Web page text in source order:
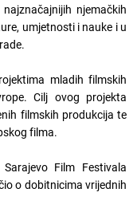
njemačkih
umjetnosti i nauke i u
mladih filmskih
Cilj ovog projekta
filmskih produkcija te
filma.
Film Festivala
o dobitnicima vrijednih